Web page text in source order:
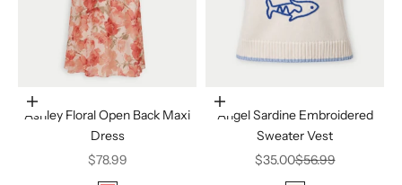
Elige opciones
Ashley Floral Open Back Maxi
Dress
Precio de oferta
$78.99
Elige opciones
Angel Sardine Embroidered
Sweater Vest
Precio de oferta
$35.00Precio normal
$56.99